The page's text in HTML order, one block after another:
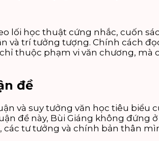
lối học thuật cứng nhắc, cuốn
và trí tưởng tượng. Chính cách
thuộc phạm vi văn chương,
đề
và suy tưởng văn học tiêu biểu
đề này, Bùi Giáng không
tư tưởng và chính bản thân